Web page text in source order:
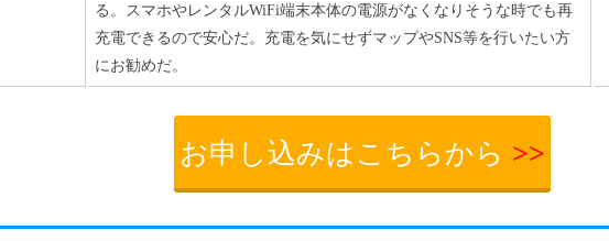
る。スマホやレンタルWiFi端末本体の電源がなくなりそうな時でも再
充電できるので安心だ。充電を気にせずマップやSNS等を行いたい方
にお勧めだ。
お申し込みはこちらから >>